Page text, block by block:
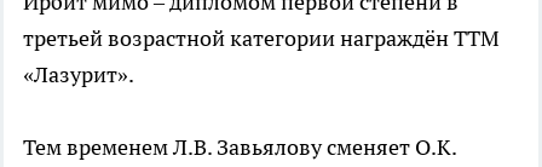
третьей возрастной категории награждён ТТМ
«Лазурит».
Тем временем Л.В. Завьялову сменяет О.К.